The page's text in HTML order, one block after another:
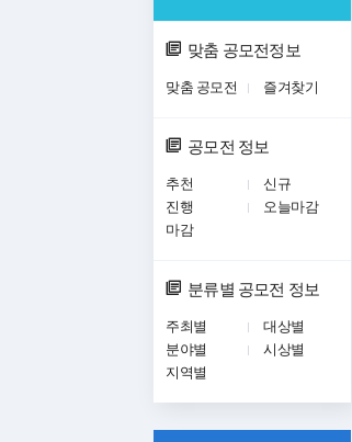
맞춤 공모전정보
맞춤 공모전 즐겨찾기
공모전 정보
추천
신규
진행
오늘마감
마감
분류별 공모전 정보
주최별
대상별
분야별
시상별
지역별